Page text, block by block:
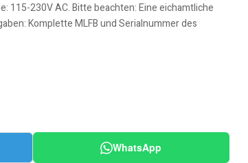
115-230V AC. Bitte beachten: Eine eichamtliche
Komplette MLFB und Serialnummer des
WhatsApp